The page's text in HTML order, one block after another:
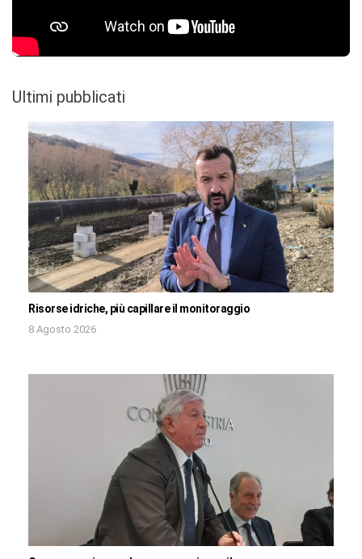
Ultimi pubblicati
Risorse idriche, più capillare il monitoraggio
8 Agosto 2026